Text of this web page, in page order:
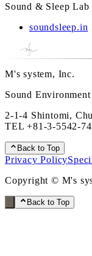
Sound & Sleep Lab
soundsleep.in
M's system, Inc.
Sound
2-1-4 Shintomi,
TEL+81-3-5542-
Back to Top
Privacy Policy
Copyright © M's
Back to Top